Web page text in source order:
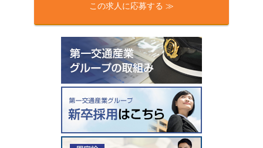
この求人に応募する ≫